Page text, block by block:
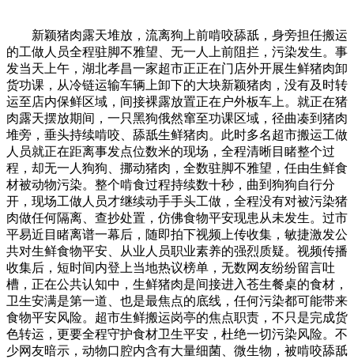
新颖猪肉露天堆放，流离狗上前啃咬舔舐，身旁担任搬运
的工做人员全程驻脚不雅望、无一人上前阻拦，污染发生。事
发当天上午，湖北孝昌一家超市正正在门店外开展生鲜猪肉卸
货功课，从冷链运输车辆上卸下的大块新颖猪肉，没有及时转
运至店内保鲜区域，间接裸露放置正在户外板车上。就正在猪
肉露天摆放期间，一只黑狗俄然窜至功课区域，径曲凑到猪肉
堆旁，垂头持续啃咬、舔舐生鲜猪肉。此时多名超市搬运工做
人员就正在距离事发点位数米的现场，全程清晰目睹整个过
程，却无一人狗狗、挪动猪肉，全数驻脚不雅望，任由生鲜食
材被动物污染。整个啃食过程持续数十秒，曲到狗狗自行分
开，现场工做人员才继续动手手头工做，全程没有对被污染猪
肉做任何隔离、查抄处置，仿佛食物平安现患从未发生。过市
平易近目睹离谱一幕后，随即拍下视频上传收集，敏捷激发公
共对生鲜食物平安、从业人员职业素养的强烈质疑。视频传播
收集后，短时间内登上当地热议榜单，无数网友纷纷留言吐
槽，正在公共认知中，生鲜猪肉是间接进入苍生餐桌的食材，
卫生安满是第一道、也是最焦点的底线，任何污染都可能带来
食物平安风险。超市生鲜搬运岗亭的焦点职责，不只是完成货
色转运，更要全程守护食材卫生平安，杜绝一切污染风险。不
少网友暗示，动物口腔内含有大量细菌、微生物，被啃咬舔舐